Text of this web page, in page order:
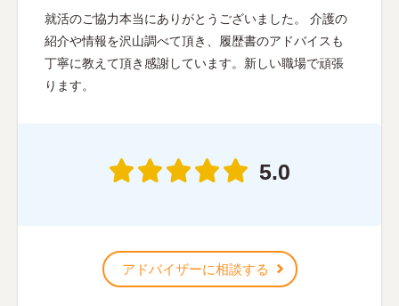
就活のご協力本当にありがとうございました。 介護の
紹介や情報を沢山調べて頂き、履歴書のアドバイスも
丁寧に教えて頂き感謝しています。新しい職場で頑張
ります。
5.0
アドバイザーに相談する